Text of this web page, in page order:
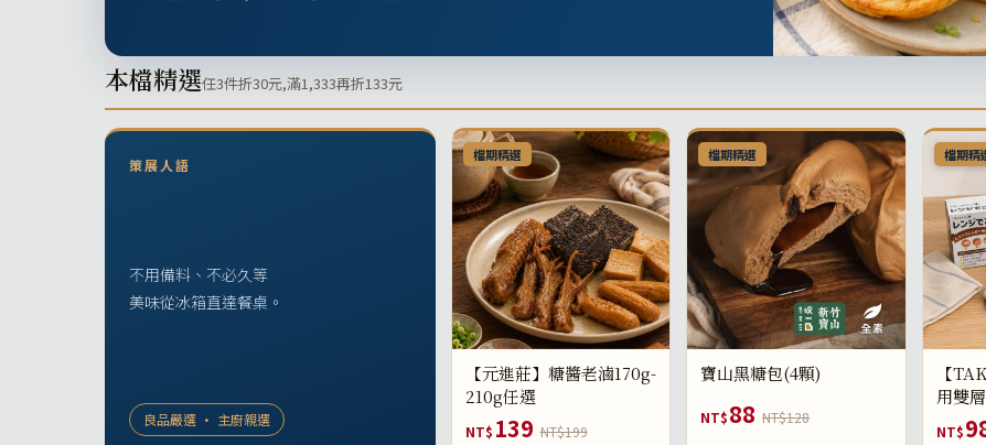
本檔精選任3件折30元,滿1,333再折133元
策展人語
不用備料、不必久等
美味從冰箱直達餐桌。
良品嚴選 · 主廚親選
檔期精選
【元進莊】糖醬老滷170g-
210g任選
NT$ 139 NT$199
檔期精選
寶山黑糖包(4顆)
NT$88 NT$128
檔期精
【
用雙
NT$